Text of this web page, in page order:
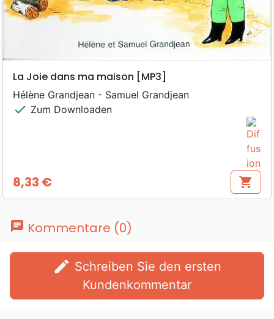
La Joie dans ma maison [MP3]
Hélène Grandjean - Samuel Grandjean
check Zum Downloaden
Preis
8,33 € shopping_cart
chat Kommentare (0)
edit
Kundenkommentar